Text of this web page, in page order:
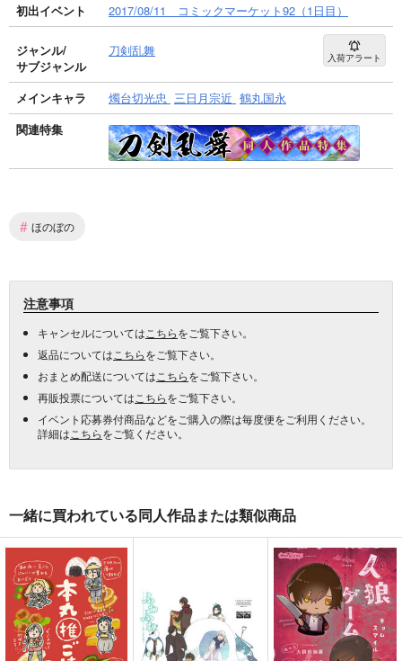
初出イベント
2017/08/11 コミックマーケット92（1日目）
ジャンル/
サブジャンル
刀剣乱舞 入荷アラート
メインキャラ 燭台切光忠 三日月宗近 鶴丸国永
関連特集
# ほのぼの
注意事項
キャンセルについては こちらをご覧下さい。
返品については こちらをご覧下さい。
おまとめ配送については こちらをご覧下さい。
再販投票については こちらをご覧下さい。
イベント応募券付商品などをご購入の際は毎度便をご利用ください。
詳細は こちらをご覧ください。
一緒に買われている同人作品または類似商品